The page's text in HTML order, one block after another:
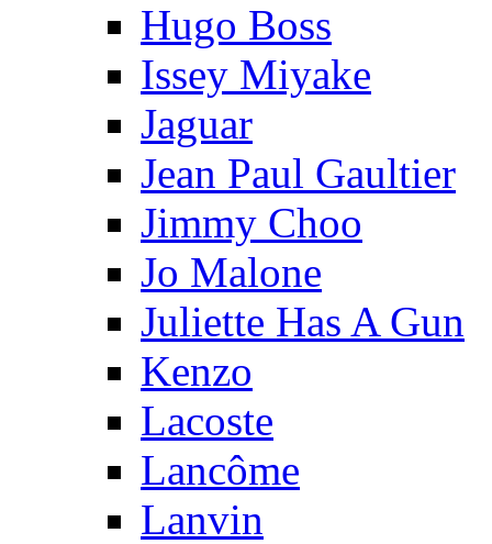
Hugo Boss
Issey Miyake
Jaguar
Jean Paul Gaultier
Jimmy Choo
Jo Malone
Juliette Has A Gun
Kenzo
Lacoste
Lancôme
Lanvin